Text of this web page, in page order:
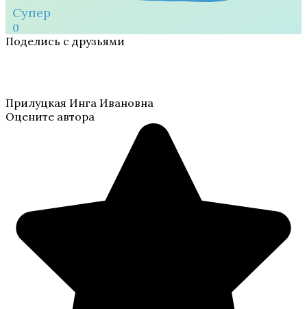
Супер
0
Поделись с друзьями
Прилуцкая Инга Ивановна
Оцените автора